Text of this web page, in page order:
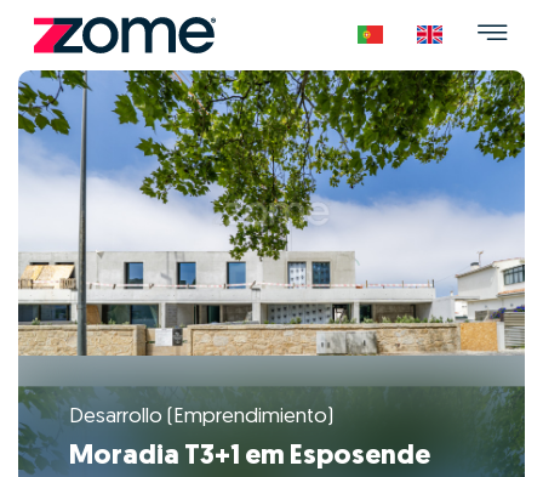
Desarrollo (Emprendimiento)
Moradia T3+1 em Esposende